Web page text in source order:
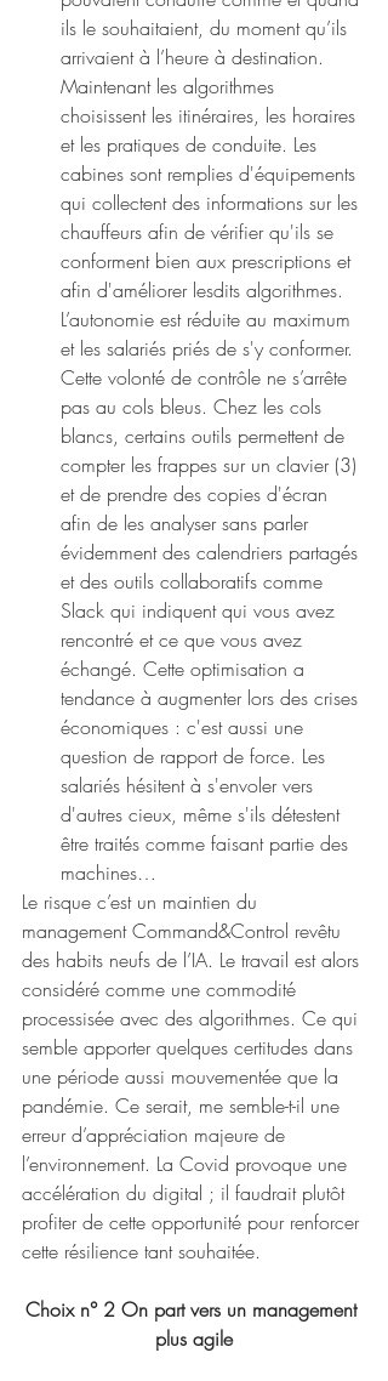
ils le souhaitaient, du moment qu’ils
arrivaient à l’heure à destination.
Maintenant les algorithmes
choisissent les itinéraires, les horaires
et les pratiques de conduite. Les
cabines sont remplies d'équipements
qui collectent des informations sur les
chauffeurs afin de vérifier qu'ils se
conforment bien aux prescriptions et
afin d'améliorer lesdits algorithmes.
L’autonomie est réduite au maximum
et les salariés priés de s'y conformer.
Cette volonté de contrôle ne s’arrête
pas au cols bleus. Chez les cols
blancs, certains outils permettent de
compter les frappes sur un clavier (3)
et de prendre des copies d'écran
afin de les analyser sans parler
évidemment des calendriers partagés
et des outils collaboratifs comme
Slack qui indiquent qui vous avez
rencontré et ce que vous avez
échangé. Cette optimisation a
tendance à augmenter lors des crises
économiques : c'est aussi une
question de rapport de force. Les
salariés hésitent à s'envoler vers
d'autres cieux, même s'ils détestent
être traités comme faisant partie des
machines…
Le risque c’est un maintien du
management Command&Control revêtu
des habits neufs de l’IA. Le travail est alors
considéré comme une commodité
processisée avec des algorithmes. Ce qui
semble apporter quelques certitudes dans
une période aussi mouvementée que la
pandémie. Ce serait, me semble-t-il une
erreur d’appréciation majeure de
l’environnement. La Covid provoque une
accélération du digital ; il faudrait plutôt
profiter de cette opportunité pour renforcer
cette résilience tant souhaitée.
Choix n° 2 On part vers un management
plus agile